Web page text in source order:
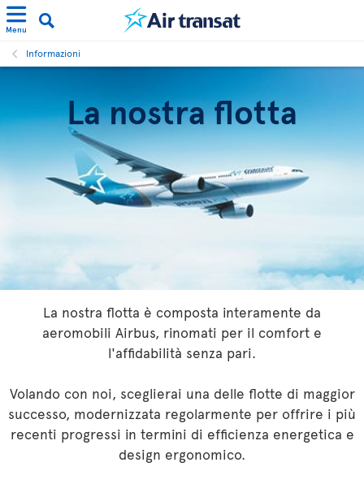
Menu
Informazioni
La nostra flotta
La nostra flotta è composta interamente da
aeromobili Airbus, rinomati per il comfort e
l'affidabilità senza pari.
Volando con noi, sceglierai una delle flotte di maggior
successo, modernizzata regolarmente per offrire i più
recenti progressi in termini di efficienza energetica e
design ergonomico.